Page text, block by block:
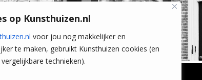
op Kunsthuizen.nl
voor jou nog makkelijker en
te maken, gebruikt Kunsthuizen cookies (en
technieken).